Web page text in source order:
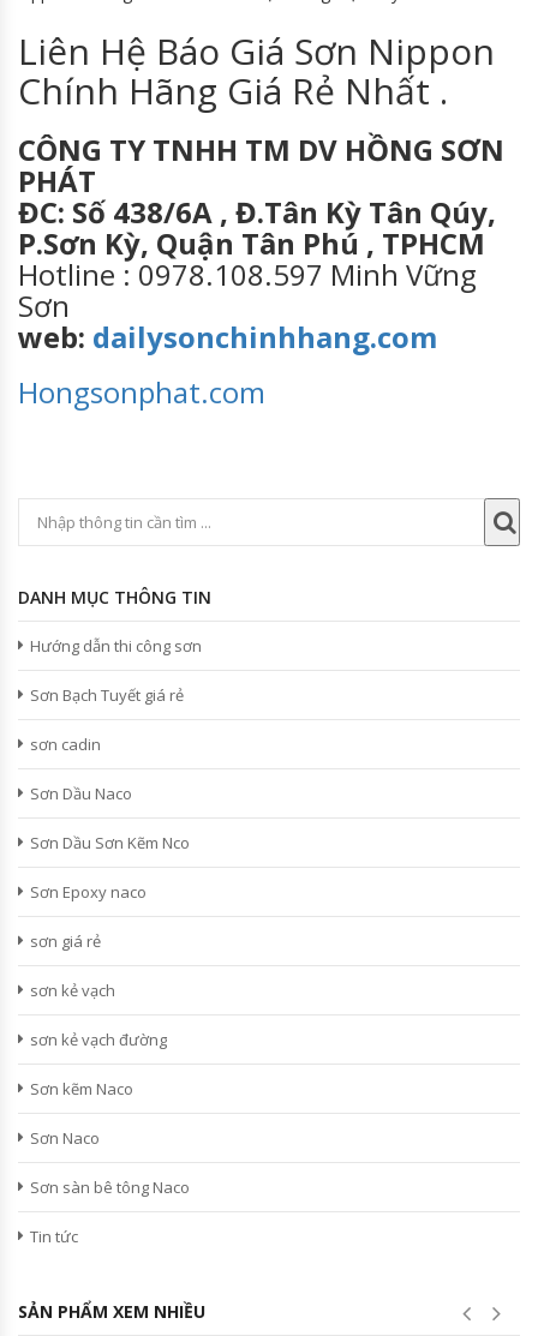
Liên Hệ Báo Giá Sơn Nippon
Chính Hãng Giá Rẻ Nhất .
CÔNG TY TNHH TM DV HỒNG SƠN
PHÁT
ĐC: Số 438/6A , Đ.Tân Kỳ Tân Qúy,
P.Sơn Kỳ, Quận Tân Phú , TPHCM
Hotline : 0978.108.597 Minh Vững
Sơn
web: dailysonchinhhang.com
Hongsonphat.com
DANH MỤC THÔNG TIN
Hướng dẫn thi công sơn
Sơn Bạch Tuyết giá rẻ
sơn cadin
Sơn Dầu Naco
Sơn Dầu Sơn Kẽm Nco
Sơn Epoxy naco
sơn giá rẻ
sơn kẻ vạch
sơn kẻ vạch đường
Sơn kẽm Naco
Sơn Naco
Sơn sàn bê tông Naco
Tin tức
SẢN PHẨM XEM NHIỀU